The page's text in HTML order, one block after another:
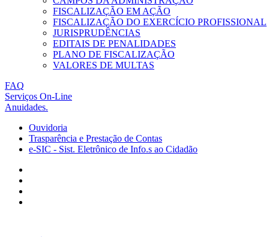
FISCALIZAÇÃO EM AÇÃO
FISCALIZAÇÃO DO EXERCÍCIO PROFISSIONAL
JURISPRUDÊNCIAS
EDITAIS DE PENALIDADES
PLANO DE FISCALIZAÇÃO
VALORES DE MULTAS
FAQ
Serviços On-Line
Anuidades.
Ouvidoria
Trasparência e Prestação de Contas
e-SIC - Sist. Eletrônico de Info.s ao Cidadão